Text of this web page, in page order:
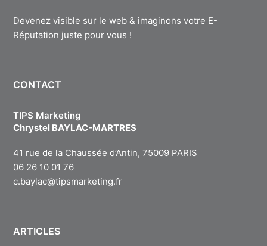
Devenez visible sur le web & imaginons votre E-
Réputation juste pour vous !
CONTACT
TIPS Marketing
Chrystel BAYLAC-MARTRES
41 rue de la Chaussée d’Antin, 75009 PARIS
06 26 10 01 76
c.baylac@tipsmarketing.fr
ARTICLES